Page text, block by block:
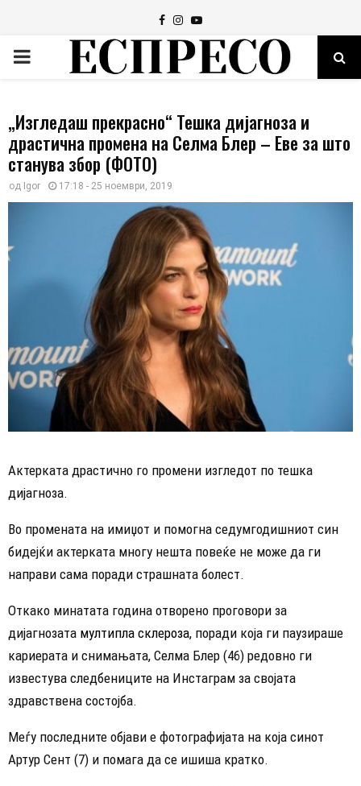
Facebook
Instagram
Youtube
PRIMARY
„Изгледаш прекрасно“ Тешка дијагноза и
драстична промена на Селма Блер – Еве за што
станува збор (ФОТО)
од Igor 17:18 - 25 ноември, 2019
Актерката драстично го промени изгледот по тешка
дијагноза.
Во промената на имиџот и помогна седумгодишниот син
бидејќи актерката многу нешта повеќе не може да ги
направи сама поради страшната болест.
Откако минатата година отворено проговори за
дијагнозата мултипла склероза, поради која ги паузираше
кариерата и снимањата, Селма Блер (46) редовно ги
известува следбениците на Инстаграм за својата
здравствена состојба.
Меѓу последните објави е фотографијата на која синот
Артур Сент (7) и помага да се ишиша кратко.